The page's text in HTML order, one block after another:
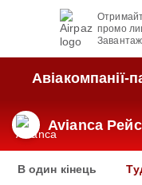
промо
Авіакомпанії-
Avianca
В один кінець